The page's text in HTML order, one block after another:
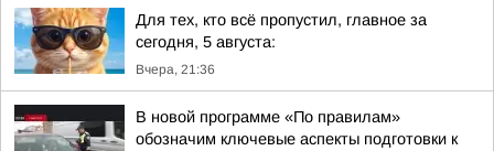
Для тех, кто всё пропустил, главное за
сегодня, 5 августа:
Вчера, 21:36
В новой программе «По правилам»
обозначим ключевые аспекты подготовки к